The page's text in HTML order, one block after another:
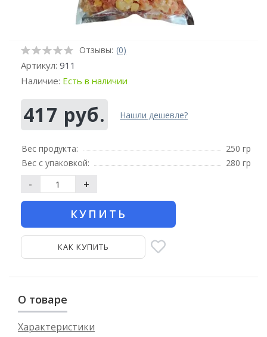
Отзывы: (0)
Артикул: 911
Наличие: Есть в наличии
417 руб. Нашли дешевле?
Вес продукта:
250 гр
Вес с упаковкой:
280 гр
- +
КУПИТЬ
КАК КУПИТЬ
О товаре
Характеристики